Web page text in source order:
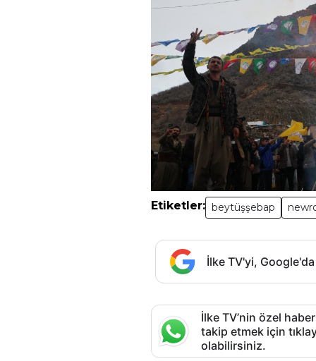
Etiketler: beytüşşebap
İlke TV'yi,
İlke TV’nin özel
takip etmek için
olabilirsiniz.